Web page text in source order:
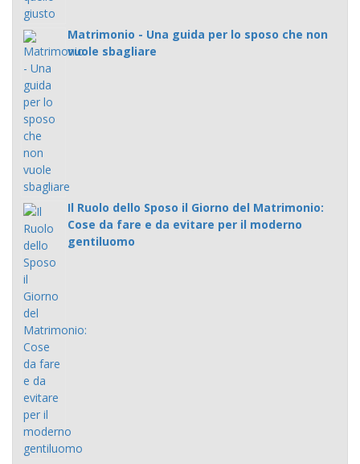
Matrimonio - Una guida per lo sposo che non
vuole sbagliare
Il Ruolo dello Sposo il Giorno del Matrimonio:
Cose da fare e da evitare per il moderno
gentiluomo